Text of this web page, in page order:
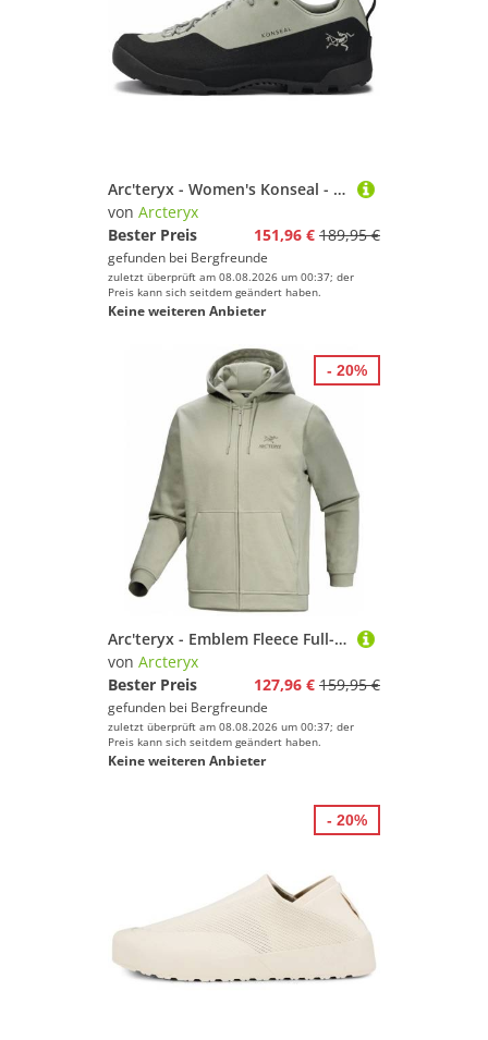
Arc'teryx - Women's Konseal - Approachschuhe Gr 42 2/3 schwarz
von Arcteryx
Bester Preis
151,96 € 189,95 €
gefunden bei Bergfreunde
zuletzt überprüft am 08.08.2026 um 00:37; der
Preis kann sich seitdem geändert haben.
Keine weiteren Anbieter
Arc'teryx - Emblem Fleece Full-Zip Hoody - Fleecejacke Gr M grau
von Arcteryx
Bester Preis
127,96 € 159,95 €
gefunden bei Bergfreunde
zuletzt überprüft am 08.08.2026 um 00:37; der
Preis kann sich seitdem geändert haben.
Keine weiteren Anbieter
- 20%
- 20%